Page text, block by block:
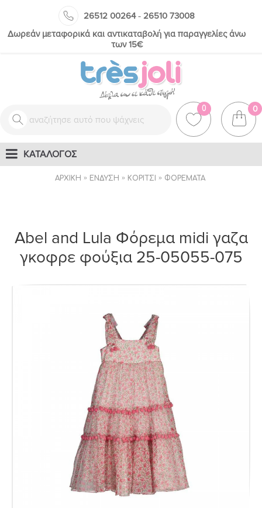
26512 00264- 26510 73008
Δωρεάν μεταφορικά και αντικαταβολή για παραγγελίες άνω
των 15€
0 0
ΚΑΤΑΛΟΓΟΣ
ΑΡΧΙΚΉ ΈΝΔΥΣΗ ΚΟΡΊΤΣΙ ΦΟΡΈΜΑΤΑ
Abel and Lula Φόρεμα midi γαζα
γκοφρε φούξια 25-05055-075